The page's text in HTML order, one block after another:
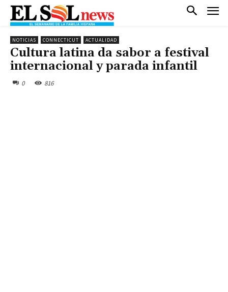
NOTICIAS CONNECTICUT ACTUALIDAD
Cultura latina da sabor a festival
internacional y parada infantil
0 816